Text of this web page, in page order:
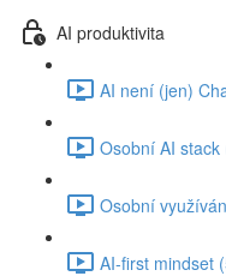
AI produktivita
AI není (jen)
Osobní AI stack
Osobní
AI-first mindset